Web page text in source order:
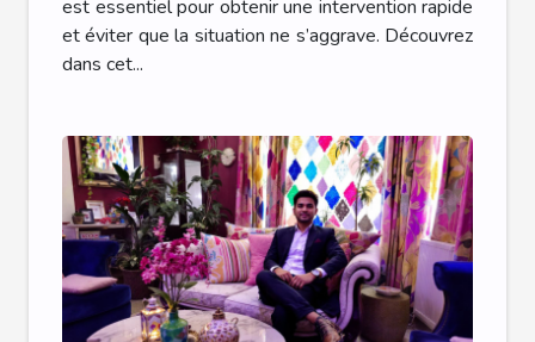
est essentiel pour obtenir une intervention rapide
et éviter que la situation ne s’aggrave. Découvrez
dans cet...